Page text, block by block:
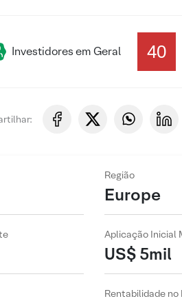
Investidores em Geral 40
Região
Europe
Aplicação Inicial
US$ 5mil
Rentabilidade no